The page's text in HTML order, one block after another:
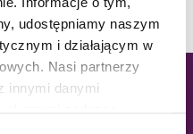
udostępniamy naszym
i działającym w
Nasi partnerzy
innymi danymi